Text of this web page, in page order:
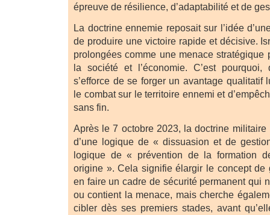
épreuve de résilience, d’adaptabilité et de
La doctrine ennemie reposait sur l’idée
de produire une victoire rapide et décisive.
prolongées comme une menace stratégique
la société et l’économie. C’est
s’efforce de se forger un avantage qualitatif
le combat sur le territoire ennemi et
sans fin.
Après le 7 octobre 2023, la doctrine
d’une logique de « dissuasion et de
logique de « prévention de la formation
origine ». Cela signifie élargir le concept de
en faire un cadre de sécurité permanent qui
ou contient la menace, mais cherche
cibler dès ses premiers stades, avant